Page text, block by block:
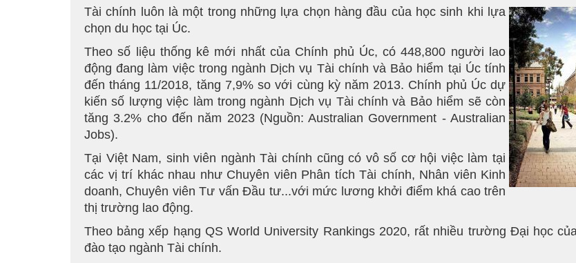
Tài chính luôn là một trong những lựa chọn hàng đầu của học sinh khi lựa
chọn du học tại Úc.
Theo số liệu thống kê mới nhất của Chính phủ Úc, có 448,800 người lao
động đang làm việc trong ngành Dịch vụ Tài chính và Bảo hiểm tại Úc tính
đến tháng 11/2018, tăng 7,9% so với cùng kỳ năm 2013. Chính phủ Úc dự
kiến số lượng việc làm trong ngành Dịch vụ Tài chính và Bảo hiểm sẽ còn
tăng 3.2% cho đến năm 2023 (Nguồn: Australian Government - Australian
Jobs).
Tại Việt Nam, sinh viên ngành Tài chính cũng có vô số cơ hội việc làm tại
các vị trí khác nhau như Chuyên viên Phân tích Tài chính, Nhân viên Kinh
doanh, Chuyên viên Tư vấn Đầu tư...với mức lương khởi điểm khá cao trên
thị trường lao động.
Theo bảng xếp hạng QS World University Rankings 2020, rất nhiều trường Đại học
đào tạo ngành Tài chính.